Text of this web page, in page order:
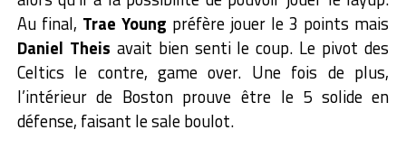
Au final, Trae Young préfère jouer le 3 points mais
Daniel Theis avait bien senti le coup. Le pivot des
Celtics le contre, game over. Une fois de plus,
l’intérieur de Boston prouve être le 5 solide en
défense, faisant le sale boulot.